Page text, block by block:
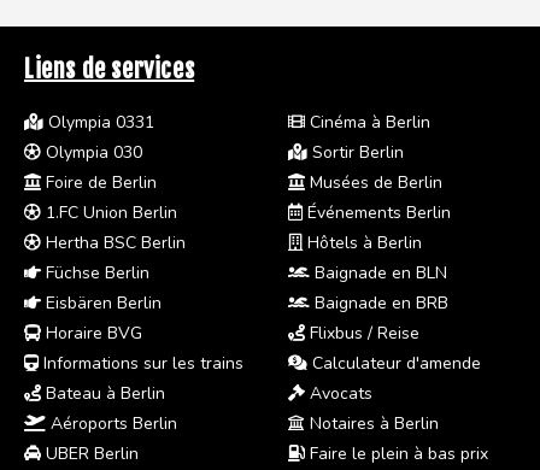
Liens de services
Olympia 0331
Olympia 030
Foire de Berlin
1.FC Union Berlin
Hertha BSC Berlin
Füchse Berlin
Eisbären Berlin
Horaire BVG
Informations sur les trains
Bateau à Berlin
Aéroports Berlin
UBER Berlin
Cinéma à Berlin
Sortir Berlin
Musées de Berlin
Événements Berlin
Hôtels à Berlin
Baignade en BLN
Baignade en BRB
Flixbus / Reise
Calculateur d'amende
Avocats
Notaires à Berlin
Faire le plein à bas prix